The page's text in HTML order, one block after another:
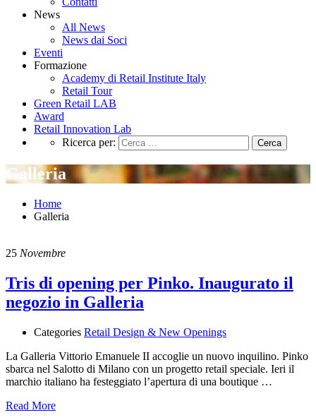
News
All News
News dai Soci
Eventi
Formazione
Academy di Retail Institute Italy
Retail Tour
Green Retail LAB
Award
Retail Innovation Lab
Ricerca per:
Galleria
Home
Galleria
25 Novembre
Tris di opening per Pinko. Inaugurato il
negozio in Galleria
Categories Retail Design & New Openings
La Galleria Vittorio Emanuele II accoglie un nuovo inquilino. Pinko
sbarca nel Salotto di Milano con un progetto retail speciale. Ieri il
marchio italiano ha festeggiato l’apertura di una boutique …
Read More